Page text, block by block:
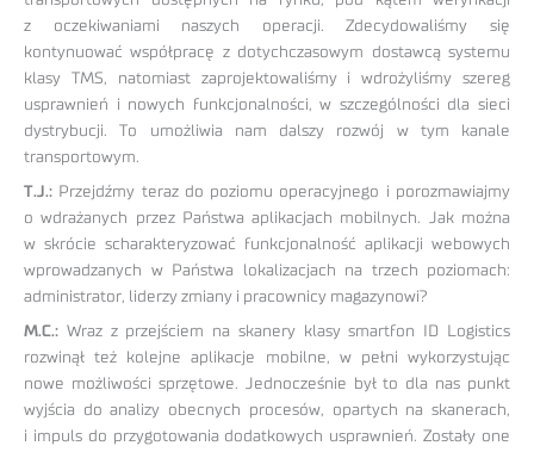
z oczekiwaniami naszych operacji. Zdecydowaliśmy się
kontynuować współpracę z dotychczasowym dostawcą systemu
klasy TMS, natomiast zaprojektowaliśmy i wdrożyliśmy szereg
usprawnień i nowych funkcjonalności, w szczególności dla sieci
dystrybucji. To umożliwia nam dalszy rozwój w tym kanale
transportowym.
T.J.: Przejdźmy teraz do poziomu operacyjnego i porozmawiajmy
o wdrażanych przez Państwa aplikacjach mobilnych. Jak można
w skrócie scharakteryzować funkcjonalność aplikacji webowych
wprowadzanych w Państwa lokalizacjach na trzech poziomach:
administrator, liderzy zmiany i pracownicy magazynowi?
M.C.: Wraz z przejściem na skanery klasy smartfon ID Logistics
rozwinął też kolejne aplikacje mobilne, w pełni wykorzystując
nowe możliwości sprzętowe. Jednocześnie był to dla nas punkt
wyjścia do analizy obecnych procesów, opartych na skanerach,
i impuls do przygotowania dodatkowych usprawnień. Zostały one